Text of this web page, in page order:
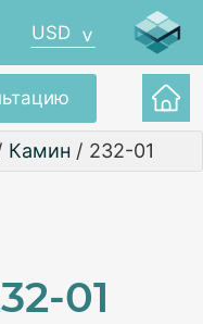
USD
Камин / 232-01
01